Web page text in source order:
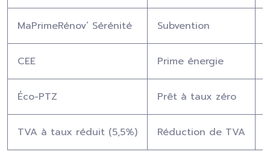
MaPrimeRénov’ Sérénité Subvention
CEE Prime énergie
Éco-PTZ Prêt à taux zéro
TVA à taux réduit (5,5%) Réduction de TVA